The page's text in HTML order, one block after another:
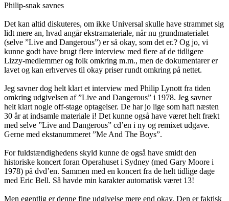
Philip-snak savnes
Det kan altid diskuteres, om ikke Universal skulle have strammet sig
lidt mere an, hvad angår ekstramateriale, når nu grundmaterialet
(selve ”Live and Dangerous”) er så okay, som det er.? Og jo, vi
kunne godt have brugt flere interview med flere af de tidligere
Lizzy-medlemmer og folk omkring m.m., men de dokumentarer er
lavet og kan erhverves til okay priser rundt omkring på nettet.
Jeg savner dog helt klart et interview med Philip Lynott fra tiden
omkring udgivelsen af ”Live and Dangerous” i 1978. Jeg savner
helt klart nogle off-stage optagelser. De har jo lige som haft næsten
30 år at indsamle materiale i! Det kunne også have været helt frækt
med selve ”Live and Dangerous” cd’en i ny og remixet udgave.
Gerne med ekstanummeret ”Me And The Boys”.
For fuldstændighedens skyld kunne de også have smidt den
historiske koncert foran Operahuset i Sydney (med Gary Moore i
1978) på dvd’en. Sammen med en koncert fra de helt tidlige dage
med Eric Bell. Så havde min karakter automatisk været 13!
Men egentlig er denne fine udgivelse mere end okay. Den er faktisk